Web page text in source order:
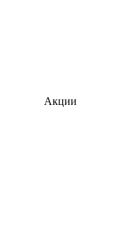
Акции